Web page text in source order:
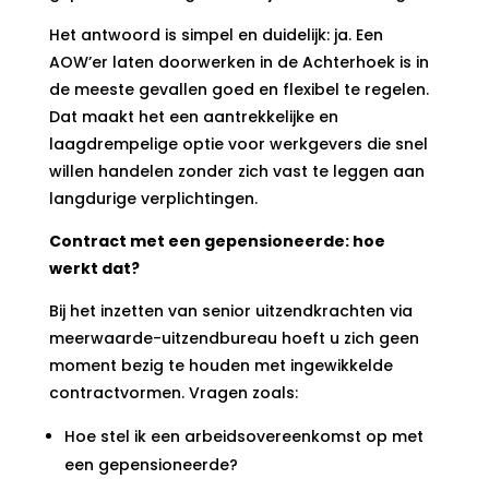
Het antwoord is simpel en duidelijk: ja. Een
AOW’er laten doorwerken in de Achterhoek is in
de meeste gevallen goed en flexibel te regelen.
Dat maakt het een aantrekkelijke en
laagdrempelige optie voor werkgevers die snel
willen handelen zonder zich vast te leggen aan
langdurige verplichtingen.
Contract met een gepensioneerde: hoe
werkt dat?
Bij het inzetten van senior uitzendkrachten via
meerwaarde-uitzendbureau hoeft u zich geen
moment bezig te houden met ingewikkelde
contractvormen. Vragen zoals:
Hoe stel ik een arbeidsovereenkomst op met
een gepensioneerde?